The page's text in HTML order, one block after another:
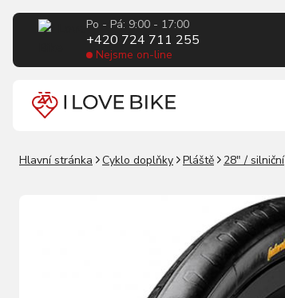
Po - Pá: 9:00 - 17:00
+420 724 711 255
Nejsme on-line
Hlavní stránka Cyklo doplňky Pláště 28" / silniční